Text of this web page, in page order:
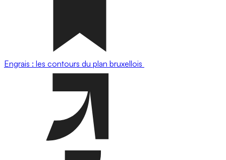
Engrais : les contours du plan bruxellois